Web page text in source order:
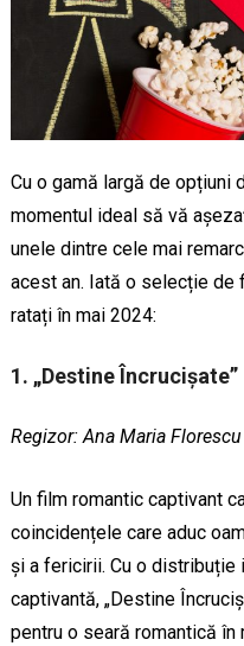
Cu o gamă largă de
momentul ideal să vă
unele dintre cele mai
acest an. Iată o selecție de
ratați în mai 2024:
1. „Destine Încrucișate”
Regizor: Ana Maria Florescu
Un film romantic captivant
coincidențele care aduc
și a fericirii. Cu o
captivantă, „Destine
pentru o seară romantică în